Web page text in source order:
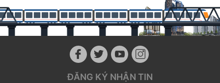
ĐĂNG KÝ NHẬN TIN